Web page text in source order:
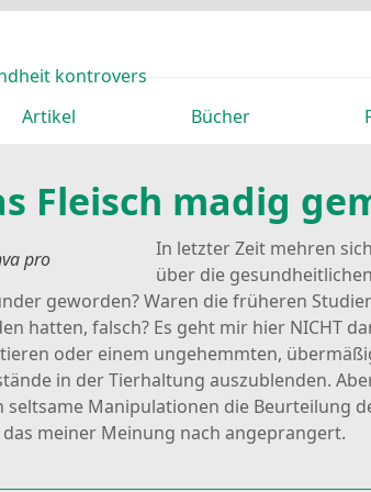
Artikel Bücher
Fleisch madig
pro
In letzter Zeit mehren
über die
geworden? Waren die früheren
hatten, falsch? Es geht mir hier NICHT
oder einem ungehemmten,
in der Tierhaltung auszublenden.
Manipulationen die Beurteilung
meiner Meinung nach angeprangert.